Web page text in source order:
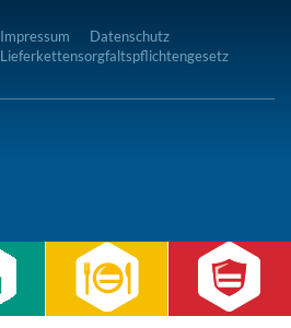
Impressum
Datenschutz
Lieferkettensorgfaltspflichtengesetz